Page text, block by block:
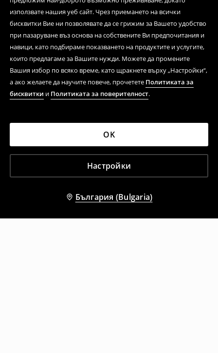
използвате нашия уеб сайт. Чрез приемането на всички
бисквитки Вие ни позволявате да се грижим за Вашето удобство
при пазаруване въз основа на собствените Ви предпочитания и
навици, като подбираме показването на продуктите и услугите,
които предлагаме за Вашите нужди. Можете да промените
Вашия избор по всяко време, като щракнете върху „Настройки“,
а ако желаете да научите повече, прочетете Политиката за
бисквитки и Политиката за поверителност.
Настройки
OK
България (Bulgaria)